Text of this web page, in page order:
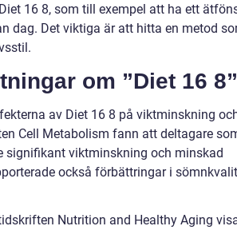
16 8, som till exempel att ha ett
dag. Det viktiga är att hitta en metod
om ”Diet 16 8”
av Diet 16 8 på viktminskning
Cell Metabolism fann att deltagare
signifikant viktminskning och minskad
också förbättringar i
Nutrition and Healthy Aging